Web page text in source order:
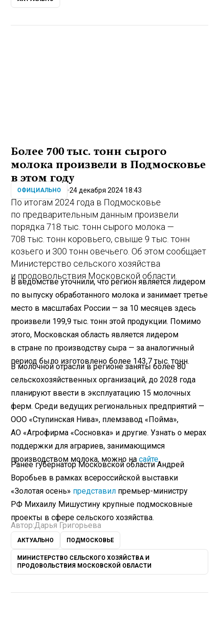
Более 700 тыс. тонн сырого
молока произвели в Подмосковье
в этом году
ОФИЦИАЛЬНО 24 декабря 2024 18:43
По итогам 2024 года в Подмосковье
по предварительным данным произвели
порядка 718 тыс. тонн сырого молока —
708 тыс. тонн коровьего, свыше 9 тыс. тонн
козьего и 300 тонн овечьего. Об этом сообщает
Министерство сельского хозяйства
и продовольствия Московской области.
В ведомстве уточнили, что регион является лидером
по выпуску обработанного молока и занимает третье
место в масштабах России — за 10 месяцев здесь
произвели 199,9 тыс. тонн этой продукции. Помимо
этого, Московская область является лидером
в стране по производству сыра — за аналогичный
период было изготовлено более 143,7 тыс. тонн.
В молочной отрасли в регионе заняты более 80
сельскохозяйственных организаций, до 2028 года
планируют ввести в эксплуатацию 15 молочных
ферм. Среди ведущих региональных предприятий —
ООО «Ступинская Нива», племзавод «Пойма»,
АО «Агрофирма «Сосновка» и другие. Узнать о мерах
поддержки для аграриев, занимающимся
производством молока, можно насайте.
Ранее губернатор Московской области Андрей
Воробьев в рамках всероссийской выставки
«Золотая осень» представил премьер-министру
РФ Михаилу Мишустину крупные подмосковные
проекты в сфере сельского хозяйства.
Автор:Дарья Григорьева
АКТУАЛЬНО ПОДМОСКОВЬЕ
МИНИСТЕРСТВО СЕЛЬСКОГО ХОЗЯЙСТВА И
ПРОДОВОЛЬСТВИЯ МОСКОВСКОЙ ОБЛАСТИ